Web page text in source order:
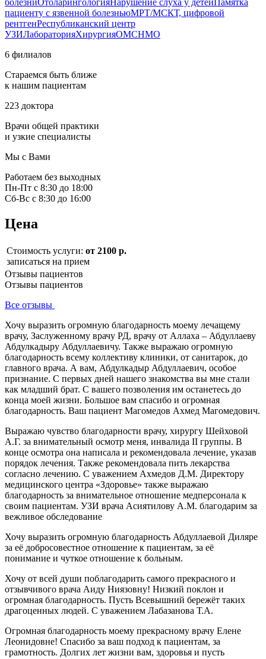
пациенту с язвенной болезньюМРТ/МСКТ, цифровой
рентгенРеспубликанский центр
УЗИЛабораторияХирургияОМСНМО
6 филиалов
Стараемся быть ближе
к нашим пациентам
223 доктора
Врачи общей практики
и узкие специалисты
Мы с Вами
Работаем без выходных
Пн-Пт с 8:30 до 18:00
Сб-Вс с 8:30 до 16:00
Цена
Стоимость услуги: от 2100 р.
записаться на прием
Отзывы пациентов
Отзывы пациентов
Все отзывы
Хочу выразить огромную благодарность моему лечащему
врачу, Заслуженному врачу РД, врачу от Аллаха – Абдуллаеву
Абдулкадыру Абдуллаевичу. Также выражаю огромную
благодарность всему коллективу клиники, от санитарок, до
главного врача. А вам, Абдулкадыр Абдуллаевич, особое
признание. С первых дней нашего знакомства вы мне стали
как младший брат. С вашего позволения им останетесь до
конца моей жизни. Большое вам спасибо и огромная
благодарность. Ваш пациент Магомедов Ахмед Магомедович.
Выражаю чувство благодарности врачу, хирургу Шейховой
А.Г. за внимательный осмотр меня, инвалида II группы. В
конце осмотра она написала и рекомендовала лечение, указав
порядок лечения. Также рекомендовала пить лекарства
согласно лечению. С уважением Ахмедов Д.М. Директору
медицинского центра «Здоровье» также выражаю
благодарность за внимательное отношение медперсонала к
своим пациентам. УЗИ врача Асиятилову А.М. благодарим за
вежливое обследование
Хочу выразить огромную благодарность Абдуллаевой Диляре
за её добросовестное отношение к пациентам, за её
понимание и чуткое отношение к больным.
Хочу от всей души поблагодарить самого прекрасного и
отзывчивого врача Аиду Ниязовну! Низкий поклон и
огромная благодарность. Пусть Всевышний бережёт таких
драгоценных людей. С уважением Лабазанова Т.А.
Огромная благодарность моему прекрасному врачу Елене
Леонидовне! Спасибо за ваш подход к пациентам, за
грамотность. Долгих лет жизни вам, здоровья и пусть